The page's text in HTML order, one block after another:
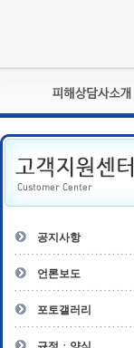
피해상담사란?
자격관리규정
상담사 자격증 확인
- 피해상담사 1급
- 전문수련감독자
- 전문수련기관
공지사항
언론보도
포토갤러리